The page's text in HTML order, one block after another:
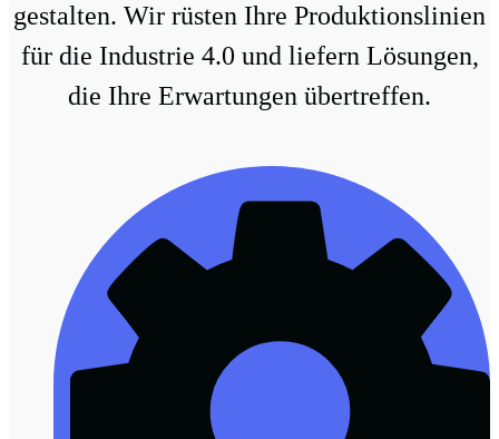
gestalten. Wir rüsten Ihre Produktionslinien
für die Industrie 4.0 und liefern Lösungen,
die Ihre Erwartungen übertreffen.